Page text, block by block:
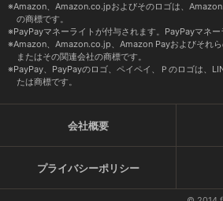
Amazon、Amazon.co.jpおよびそのロゴは、
の商標です。
PayPayマネーライトが付与されます。PayPayマネー
Amazon、Amazon.co.jp、Amazon Payおよびそれ
またはその関連会社の商標です。
PayPay、PayPayのロゴ、ペイペイ、Ｐのロゴは、
たは商標です。
会社概要
プライバシーポリシー